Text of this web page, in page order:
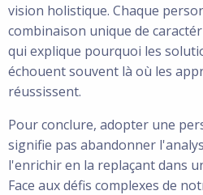
vision holistique. Chaque
combinaison unique de
qui explique pourquoi les
échouent souvent là où les
réussissent.
Pour conclure, adopter une
signifie pas abandonner
l'enrichir en la replaçant dans
Face aux défis complexes de